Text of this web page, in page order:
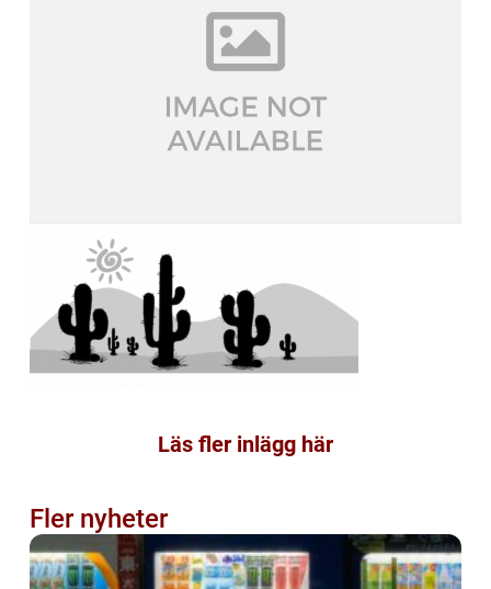
Läs fler inlägg här
Fler nyheter